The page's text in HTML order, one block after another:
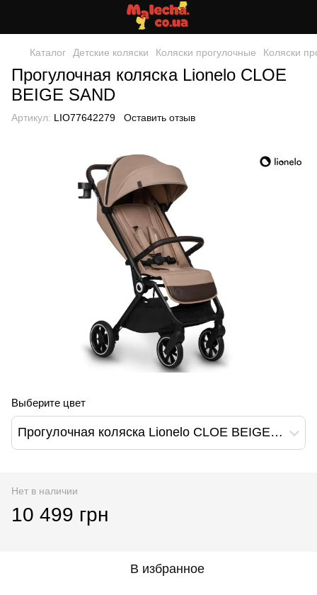
Каталог Детские коляски Коляски прогулочные Коляски
Прогулочная коляска Lionelo CLOE
BEIGE SAND
Артикул: LIO77642279 Оставить отзыв
Выберите цвет
Прогулочная коляска Lionelo CLOE BEIGE SAND
Нет в наличии
10 499 грн
В избранное